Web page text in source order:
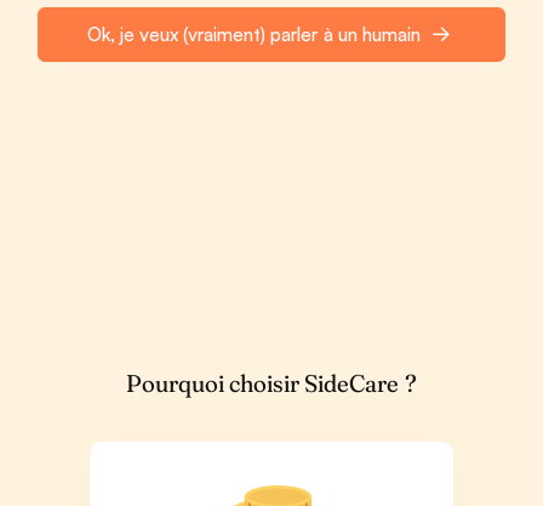
Ok, je veux (vraiment) parler à un humain
Pourquoi choisir SideCare ?